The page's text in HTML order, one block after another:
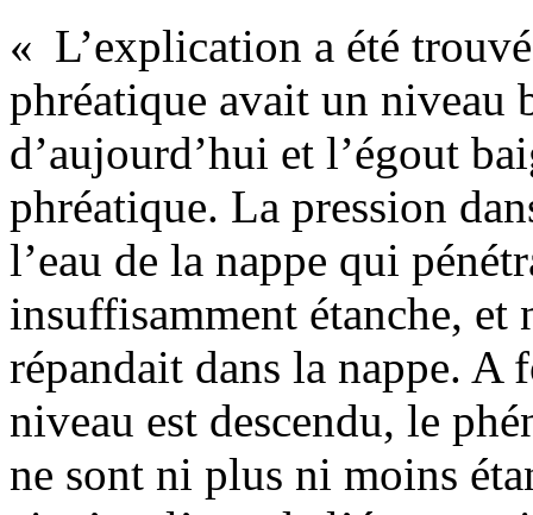
« L’explication a été
phréatique avait un niveau
d’aujourd’hui et l’égout
phréatique. La pression
l’eau de la nappe qui
insuffisamment étanche, et
répandait dans la nappe. A
niveau est descendu, le
ne sont ni plus ni moins